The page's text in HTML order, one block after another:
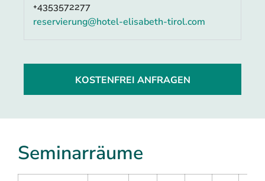
+4353572277
reservierung@hotel-elisabeth-tirol.com
KOSTENFREI ANFRAGEN
Seminarräume